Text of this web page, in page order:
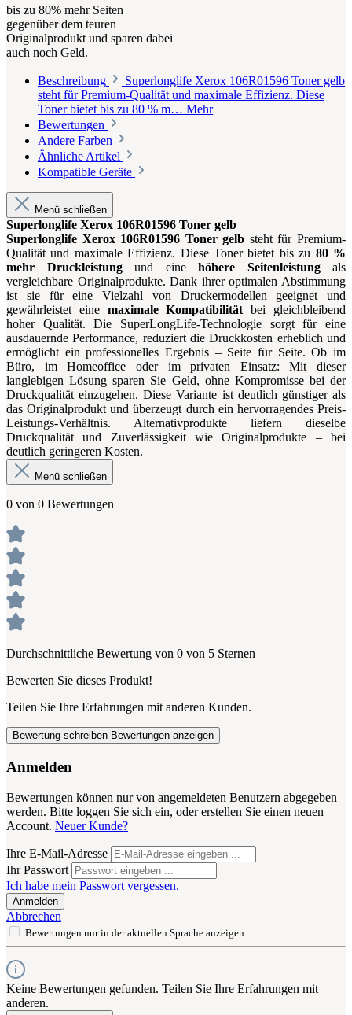
bis zu 80% mehr Seiten
gegenüber dem teuren
Originalprodukt und sparen dabei
auch noch Geld.
Beschreibung
Superlonglife Xerox 106R01596 Toner gelb
steht für Premium-Qualität und maximale Effizienz. Diese
Toner bietet bis zu 80 % m… Mehr
Bewertungen
Andere Farben
Ähnliche Artikel
Kompatible Geräte
Menü schließen
Superlonglife Xerox 106R01596 Toner gelb
Superlonglife Xerox 106R01596 Toner gelb steht für Premium-
Qualität und maximale Effizienz. Diese Toner bietet bis zu 80 %
mehr Druckleistungund eine höhere Seitenleistungals
vergleichbare Originalprodukte. Dank ihrer optimalen Abstimmung
ist sie für eine Vielzahl von Druckermodellen geeignet und
gewährleistet eine maximale Kompatibilitätbei gleichbleibend
hoher Qualität. Die SuperLongLife-Technologie sorgt für eine
ausdauernde Performance, reduziert die Druckkosten erheblich und
ermöglicht ein professionelles Ergebnis – Seite für Seite. Ob im
Büro, im Homeoffice oder im privaten Einsatz: Mit dieser
langlebigen Lösung sparen Sie Geld, ohne Kompromisse bei der
Druckqualität einzugehen. Diese Variante ist deutlich günstiger als
das Originalprodukt und überzeugt durch ein hervorragendes Preis-
Leistungs-Verhältnis. Alternativprodukte liefern dieselbe
Druckqualität und Zuverlässigkeit wie Originalprodukte – bei
deutlich geringeren Kosten.
Menü schließen
0 von 0 Bewertungen
Durchschnittliche Bewertung von 0 von 5 Sternen
Bewerten Sie dieses Produkt!
Teilen Sie Ihre Erfahrungen mit anderen Kunden.
Bewertung schreiben Bewertungen anzeigen
Anmelden
Bewertungen können nur von angemeldeten Benutzern abgegeben
werden. Bitte loggen Sie sich ein, oder erstellen Sie einen neuen
Account. Neuer Kunde?
Ihre E-Mail-Adresse
Ihr Passwort
Ich habe mein Passwort vergessen.
Anmelden
Abbrechen
Bewertungen nur in der aktuellen Sprache anzeigen.
Keine Bewertungen gefunden. Teilen Sie Ihre Erfahrungen mit
anderen.